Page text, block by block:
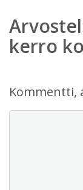
kerro
Kommentti,